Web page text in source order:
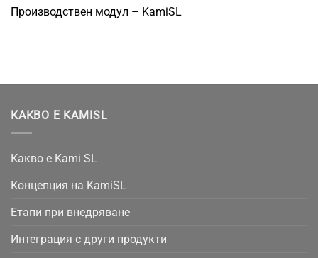
Производствен модул – KamiSL
КАКВО Е KAMISL
Какво е Kami SL
Концепция на KamiSL
Етапи при внедряване
Интеграция с други продукти